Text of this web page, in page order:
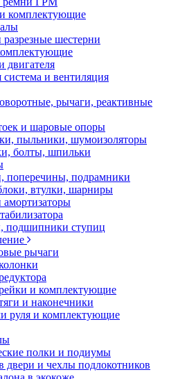
комплектующие
шестерни
двигателя
и вентиляция
рычаги, реактивные
и шаровые опоры
пыльники, шумоизоляторы
болты, шпильки
поперечины, подрамники
втулки, шарниры
подшипники ступиц
рычаги
и комплектующие
и наконечники
руля и комплектующие
полки и подиумы
двери и чехлы подлокотников